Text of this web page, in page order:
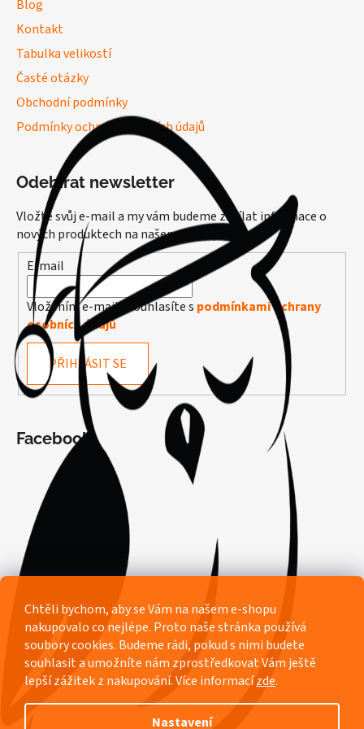
Chtěli bychom, aby se Vám na našem e-shopu
nakupovalo co nejlépe. Proto naše stránka používá
soubory cookies. Budeme rádi, pokud s nimi budete
souhlasit a umožníte nám zprostředkovat Vám ještě
lepší zážitek z nakupování.Více informacízde.
Nastavení
Blog
Kontakt
Tabulka velikostí
Časté otázky
Obchodní podmínky
Podmínky ochrany osobních údajů
Odebírat newsletter
Vložte svůj e-mail a my vám budeme zasílat informace o
nových produktech na našem e-shopu.
E-mail
Vložením e-mailu souhlasíte s podmínkami ochrany
osobních údajů
PŘIHLÁSIT SE
Facebook